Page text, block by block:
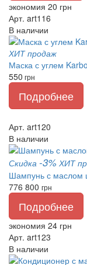
экономия 20 грн
Арт. art116
В наличии
ХИТ продаж
Маска с углем
550 грн
Подробнее
Арт. art120
В наличии
Скидка -3% ХИТ
Шампунь с маслом
776 800 грн
Подробнее
экономия 24 грн
Арт. art123
В наличии